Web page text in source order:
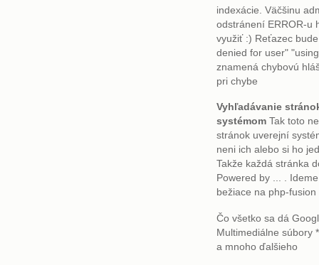
indexácie. Väčšinu
odstránení ERROR-u
využiť :) Reťazec
denied for user"
znamená chybovú
pri chybe
Vyhľadávanie
systémom Tak toto
stránok uverejní
neni ich alebo si ho
Takže každá stránka
Powered by ... .
bežiace na php-
Čo všetko sa dá
Multimediálne súbory
a mnoho ďalšieho